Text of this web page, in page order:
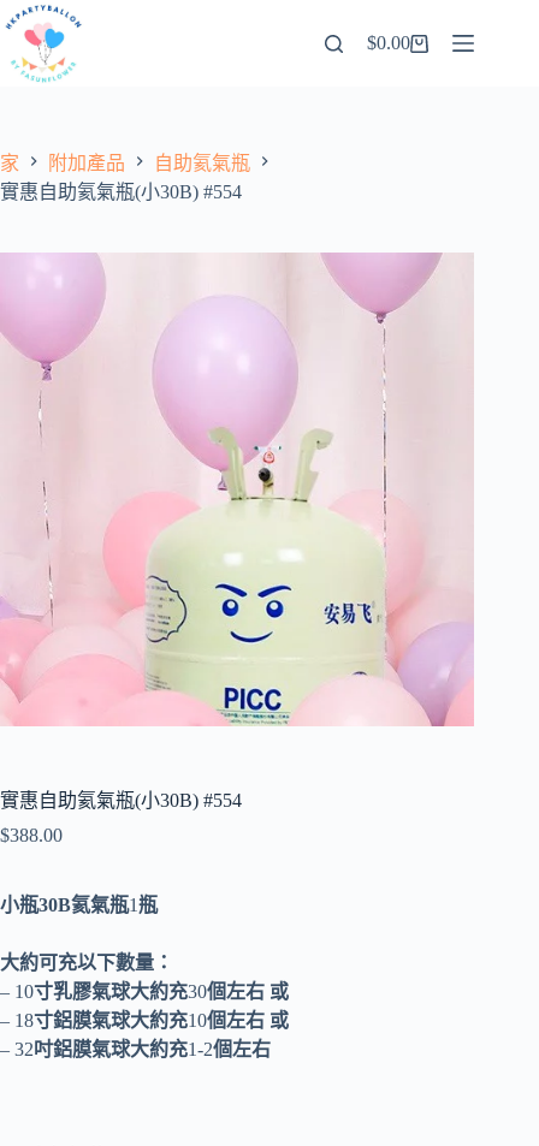
跳
內
$0.00
家 附加產品
自助氦氣瓶
實惠自助氦氣瓶(小30B) #554
實惠自助氦氣瓶(小30B) #554
$388.00
小瓶30B氦氣瓶1瓶
大約可充以下數量：
– 10寸乳膠氣球大約充30個左右 或
– 18寸鋁膜氣球大約充10個左右 或
– 32 吋鋁膜氣球大約充1-2個左右